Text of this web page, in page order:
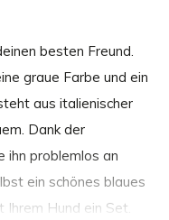
besten Freund.
graue Farbe und ein
aus italienischer
Dank der
ihn problemlos an
ein schönes blaues
Hund ein Set.